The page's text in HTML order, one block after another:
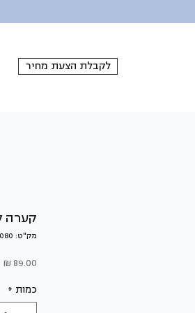
לקבלת הצעת מחיר
קערה
מק"ט: 9080
כמות *